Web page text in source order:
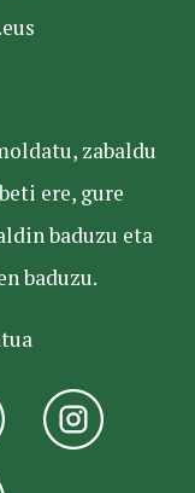
zabaldu
ere, gure
baduzu eta
baduzu.